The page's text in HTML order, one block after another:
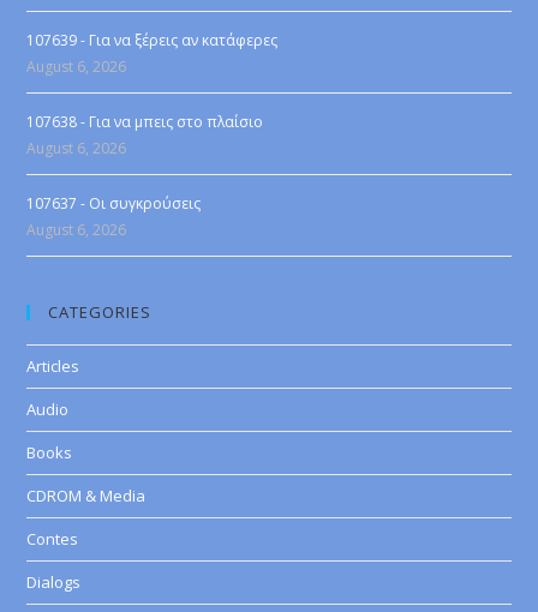
107639 - Για να ξέρεις αν κατάφερες
August 6, 2026
107638 - Για να μπεις στο πλαίσιο
August 6, 2026
107637 - Οι συγκρούσεις
August 6, 2026
CATEGORIES
Articles
Audio
Books
CDROM & Media
Contes
Dialogs